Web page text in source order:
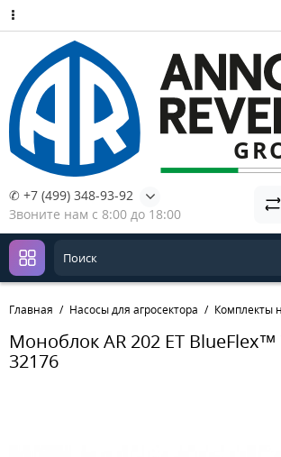
✆ +7 (499) 348-93-92
Звоните нам с 8:00 до 18:00
Главная Насосы для агросектора Комплекты
Моноблок AR 202 ET BlueFlex™
32176